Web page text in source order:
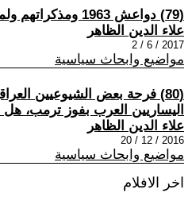
(79) دواعش 1963 ومذكراتهم ولماذا يجب محاكمتهم
علاء الدين الظاهر
2017 / 6 / 2
مواضيع وابحاث سياسية
(80) فرحة بعض الشيوعيين
اليساريين العرب بفوز ترمب، هل
علاء الدين الظاهر
2016 / 12 / 20
مواضيع وابحاث سياسية
اخر الافلام